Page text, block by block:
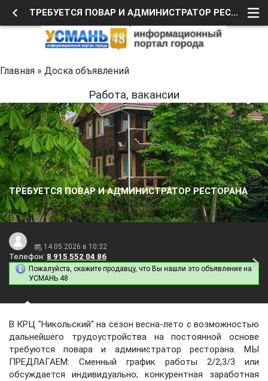
ТРЕБУЕТСЯ ПОВАР И АДМИНИСТРАТОР РЕСТОРАНА
Главная » Доска объявлений
Работа, вакансии
ТРЕБУЕТСЯ ПОВАР И АДМИНИСТРАТОР РЕСТОРАНА
14.05.2026 в 10:32
Телефон: 8 915 552 04 86
Пожалуйста, скажите продавцу, что Вы нашли это объявление на
УСМАНЬ 48
В КРЦ "Никольский" на сезон весна-лето с возможностью
дальнейшего трудоустройства на постоянной основе
требуются повара и администратор ресторана. МЫ
ПРЕДЛАГАЕМ: Сменный график работы 2/2,3/3 или
обсуждается индивидуально; конкурентная заработная